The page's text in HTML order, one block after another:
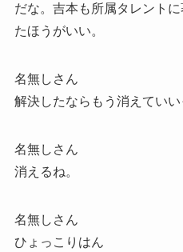
だな。吉本も所属タレント
たほうがいい。
名無しさん
解決したならもう消えていい
名無しさん
消えるね。
名無しさん
ひょっこりはん